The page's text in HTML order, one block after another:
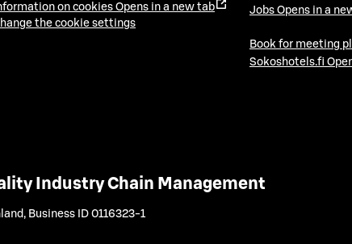
on cookies Opens in a new tab
the cookie settings
Jobs Opens in a
Book for meeting
Sokoshotels.fi
Industry Chain Management
, Business ID 0116323-1